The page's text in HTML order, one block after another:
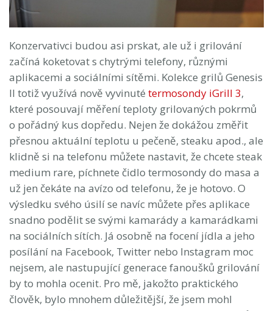
Konzervativci budou asi prskat, ale už i grilování
začíná koketovat s chytrými telefony, různými
aplikacemi a sociálními sítěmi. Kolekce grilů Genesis
II totiž využívá nově vyvinuté termosondy iGrill 3,
které posouvají měření teploty grilovaných pokrmů
o pořádný kus dopředu. Nejen že dokážou změřit
přesnou aktuální teplotu u pečeně, steaku apod., ale
klidně si na telefonu můžete nastavit, že chcete steak
medium rare, píchnete čidlo termosondy do masa a
už jen čekáte na avízo od telefonu, že je hotovo. O
výsledku svého úsilí se navíc můžete přes aplikace
snadno podělit se svými kamarády a kamarádkami
na sociálních sítích. Já osobně na focení jídla a jeho
posílání na Facebook, Twitter nebo Instagram moc
nejsem, ale nastupující generace fanoušků grilování
by to mohla ocenit. Pro mě, jakožto praktického
člověk, bylo mnohem důležitější, že jsem mohl